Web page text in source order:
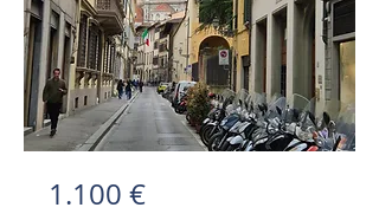
1.100 €